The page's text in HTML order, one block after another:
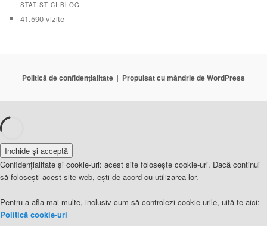
STATISTICI BLOG
41.590 vizite
Politică de confidențialitate Propulsat cu mândrie de WordPress
Confidențialitate și cookie-uri: acest site folosește cookie-uri. Dacă continui
să folosești acest site web, ești de acord cu utilizarea lor.
Pentru a afla mai multe, inclusiv cum să controlezi cookie-urile, uită-te aici:
Politică cookie-uri